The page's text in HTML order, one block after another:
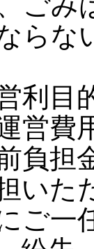
らな
利目
営費
負担
いた
ご一